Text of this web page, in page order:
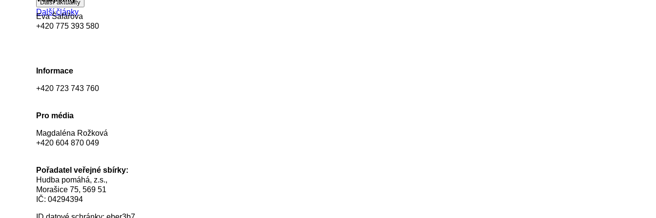
Další aktuality
Další články
Eva Šafářova
+420 775 393 580
Informace
+420 723 743 760
Pro média
Magdaléna Rožková
+420 604 870 049
Pořadatel veřejné sbírky:
Hudba pomáhá, z.s.,
Morašice 75, 569 51
IČ: 04294394